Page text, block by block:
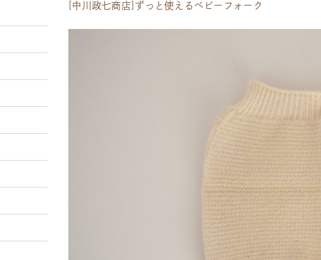
[中川政七商店]ずっと使えるベビーフォーク